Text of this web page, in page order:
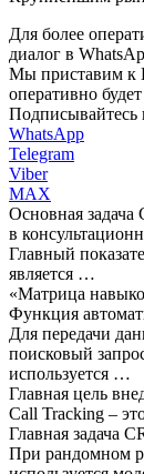
Для более
диалог в
Мы приставим к
оперативно
Подписывайтесь
WhatsApp
Telegram
Viber
MAX
Основная задача
в
Главный
является …
«Матрица
Функция
Для передачи
поисковый
используется …
Главная цель
Call Tracking –
Главная задача
При рандомном